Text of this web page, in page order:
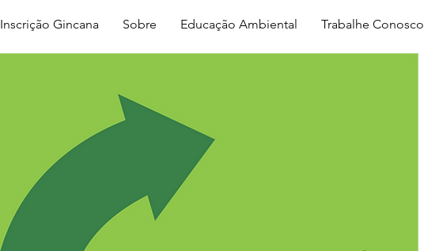
Inscrição Gincana Sobre Educação Ambiental Trabalhe Conosco